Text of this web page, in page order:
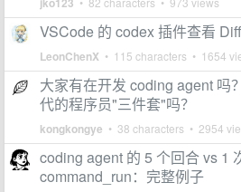
VSCode 的 codex 插件查看
LeonChenX • 115 characters • 1654
大家有在开发 coding agent 吗
代的程序员"三件套"吗？
kongkongye • 38 characters • 2954
coding agent 的 5 个回合 vs 1
command_run：完整例子